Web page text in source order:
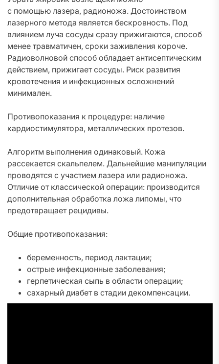
с помощью лазера, радионожа. Достоинством
лазерного метода является бескровность. Под
влиянием луча сосуды сразу прижигаются, способ
менее травматичен, сроки заживления короче.
Радиоволновой способ обладает антисептическим
действием, прижигает сосуды. Риск развития
кровотечения и инфекционных осложнений
минимален.
Противопоказания к процедуре: наличие
кардиостимулятора, металлических протезов.
Алгоритм выполнения одинаковый. Кожа
рассекается скальпелем. Дальнейшие манипуляции
проводятся с участием лазера или радионожа.
Отличие от классической операции: производится
дополнительная обработка ложа липомы, что
предотвращает рецидивы.
Общие противопоказания:
беременность, период лактации;
острые инфекционные заболевания;
герпетическая сыпь в области операции;
сахарный диабет в стадии декомпенсации.